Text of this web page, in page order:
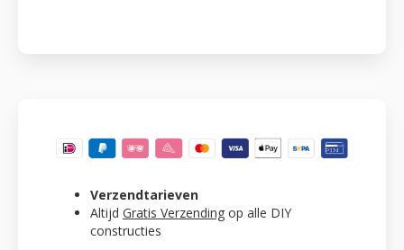
Verzendtarieven
Altijd Gratis Verzending op alle DIY
constructies